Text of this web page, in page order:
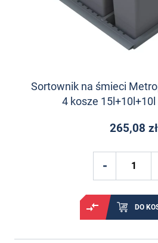
Sortownik na śmieci
4 kosze 15l+10l+10l
265,08 zł
DO